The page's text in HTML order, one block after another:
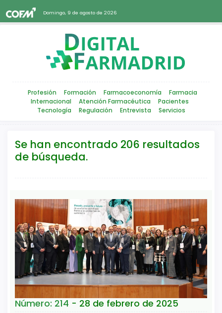
Domingo, 9 de agosto de 2026
Profesión Formación Farmacoeconomía
Farmacia
Internacional
Atención Farmacéutica
Pacientes
Tecnología
Regulación Entrevista Servicios
Se han encontrado 206 resultados
de búsqueda.
Número: 214 - 28 de febrero de 2025